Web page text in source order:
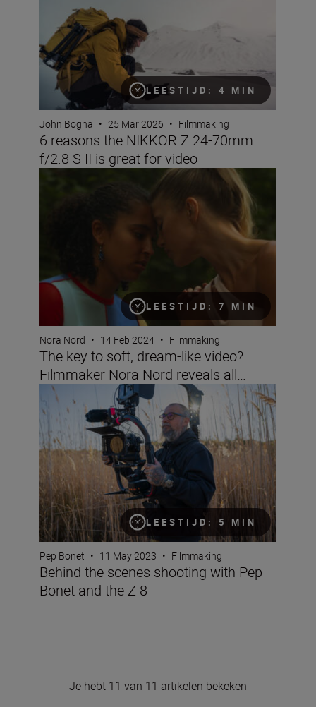
LEESTIJD: 4 MIN
John Bogna • 25 Mar 2026 • Filmmaking
6 reasons the NIKKOR Z 24-70mm
f/2.8 S II is great for video
LEESTIJD: 7 MIN
The key to soft, dream-like video? Filmmaker Nora
Nora Nord • 14 Feb 2024 • Filmmaking
The key to soft, dream-like video?
Filmmaker Nora Nord reveals all…
LEESTIJD: 5 MIN
Behind the scenes shooting with Pep Bonet and the Z 8
Pep Bonet • 11 May 2023 • Filmmaking
Behind the scenes shooting with Pep
Bonet and the Z 8
Je hebt 11 van 11 artikelen bekeken